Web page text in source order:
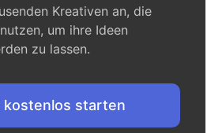
Kreativen an, die
um ihre Ideen
zu lassen.
starten